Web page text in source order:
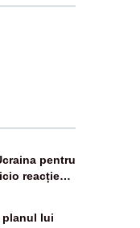
pentru
reacție
României
planul lui